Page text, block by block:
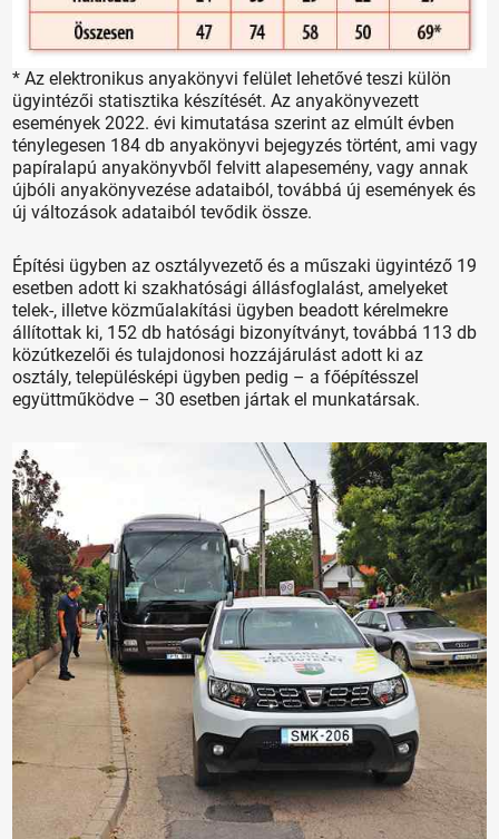
* Az elektronikus anyakönyvi felület lehetővé teszi külön
ügyintézői statisztika készítését. Az anyakönyvezett
események 2022. évi kimutatása szerint az elmúlt évben
ténylegesen 184 db anyakönyvi bejegyzés történt, ami vagy
papíralapú anyakönyvből felvitt alapesemény, vagy annak
újbóli anyakönyvezése adataiból, továbbá új események és
új változások adataiból tevődik össze.
Építési ügyben az osztályvezető és a műszaki ügyintéző 19
esetben adott ki szakhatósági állásfoglalást, amelyeket
telek-, illetve közműalakítási ügyben beadott kérelmekre
állítottak ki, 152 db hatósági bizonyítványt, továbbá 113 db
közútkezelői és tulajdonosi hozzájárulást adott ki az
osztály, településképi ügyben pedig – a főépítésszel
együttműködve – 30 esetben jártak el munkatársak.